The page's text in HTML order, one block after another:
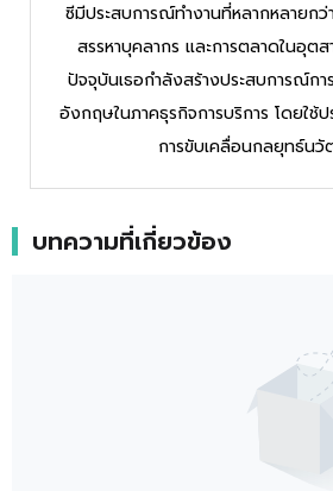
ซีมีประสบการณ์ทำงานที่หลากหลายก
สรรหาบุคลากร และการตลาดในอุต
ปัจจุบันเธอกำลังสร้างประสบการณ์ก
อังกฤษในภาคธุรกิจการบริการ โดยใช้
การขับเคลื่อนกลยุทธ์นวั
บทความที่เกี่ยวข้อง